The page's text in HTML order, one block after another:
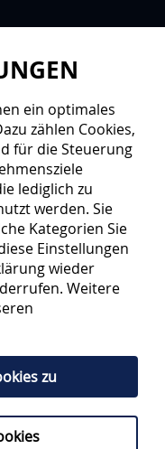
ein optimales
zählen Cookies,
für die Steuerung
lediglich zu
werden. Sie
Kategorien Sie
Einstellungen
wieder
Weitere
zu